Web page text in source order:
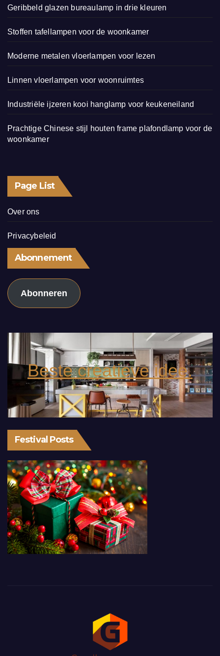
Geribbeld glazen bureaulamp in drie kleuren
Stoffen tafellampen voor de woonkamer
Moderne metalen vloerlampen voor lezen
Linnen vloerlampen voor woonruimtes
Industriële ijzeren kooi hanglamp voor keukeneiland
Prachtige Chinese stijl houten frame plafondlamp voor de
woonkamer
Page List
Over ons
Privacybeleid
Abonnement
Abonneren
Beste creatieve idee.
Festival Posts